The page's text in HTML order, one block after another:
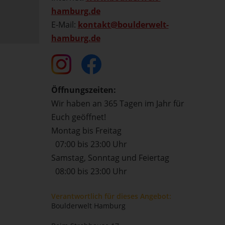
hamburg.de
E-Mail: kontakt@boulderwelt-
hamburg.de
Öffnungszeiten:
Wir haben an 365 Tagen im Jahr für
Euch geöffnet!
Montag bis Freitag
07:00 bis 23:00 Uhr
Samstag, Sonntag und Feiertag
08:00 bis 23:00 Uhr
Verantwortlich für dieses Angebot:
Boulderwelt Hamburg